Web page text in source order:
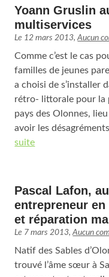
Yoann Gruslin
multiservices
Le 12 mars 2013,Aucun
Comme c’est le cas
familles de jeunes
a choisi de s’installer
rétro- littorale pour la
pays des Olonnes,
avoir les
suite
Pascal Lafon,
entrepreneur
et réparation
Le 7 mars 2013,Aucun
Natif des Sables
trouvé l’âme sœur à